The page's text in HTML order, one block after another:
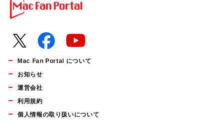
Mac Fan Portal について
お知らせ
運営会社
利用規約
個人情報の取り扱いについて